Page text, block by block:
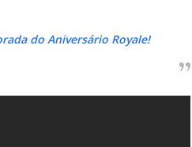
do Aniversário Royale!